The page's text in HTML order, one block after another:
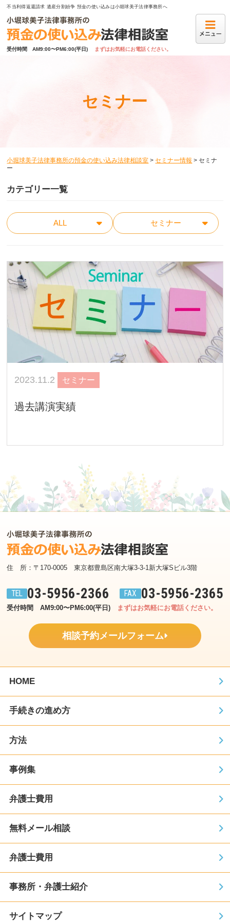
不当利得返還請求 遺産分割紛争 預金の使い込みは小堀球美子法律事務所へ
受付時間　AM9:00〜PM6:00(平日) まずはお気軽にお電話ください。
セミナー
小堀球美子法律事務所の預金の使い込み法律相談室 >セミナー情報 >セミナ
ー
カテゴリー一覧
ALL セミナー
2023.11.2 セミナー
過去講演実績
住　所：〒170-0005　東京都豊島区南大塚3-3-1新大塚Sビル3階
03-5956-2366 03-5956-2365
受付時間　AM9:00〜PM6:00(平日) まずはお気軽にお電話ください。
相談予約メールフォーム
HOME
手続きの進め方
方法
事例集
弁護士費用
無料メール相談
弁護士費用
事務所・弁護士紹介
サイトマップ